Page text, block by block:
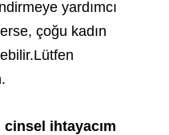
yardımcı
çoğu kadın
cinsel ihtayacım